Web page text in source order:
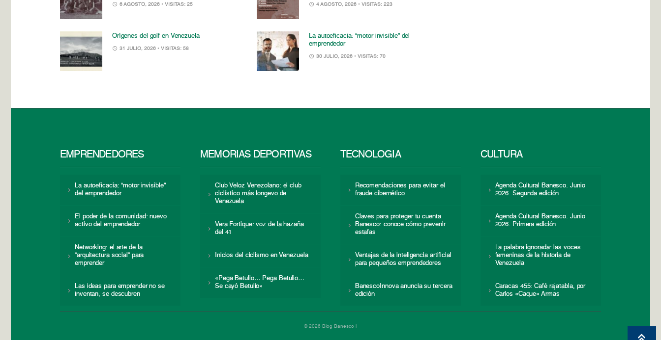
6 AGOSTO, 2026 • VISITAS: 25 4 AGOSTO, 2026 • VISITAS: 223
Orígenes del golf en Venezuela
31 JULIO, 2026 • VISITAS: 58
La autoeficacia: “motor invisible” del
emprendedor
30 JULIO, 2026 • VISITAS: 70
EMPRENDEDORES
La autoeficacia: “motor invisible”
del emprendedor
El poder de la comunidad: nuevo
activo del emprendedor
Networking: el arte de la
“arquitectura social” para
emprender
Las ideas para emprender no se
inventan, se descubren
MEMORIAS DEPORTIVAS
Club Veloz Venezolano: el club
ciclístico más longevo de
Venezuela
Vera Fortique: voz de la hazaña
del 41
Inicios del ciclismo en Venezuela
«Pega Betulio… Pega Betulio…
Se cayó Betulio»
TECNOLOGÍA
Recomendaciones para evitar el
fraude cibernético
Claves para proteger tu cuenta
Banesco: conoce cómo prevenir
estafas
Ventajas de la inteligencia artificial
para pequeños emprendedores
BanescoInnova anuncia su tercera
edición
CULTURA
Agenda Cultural Banesco. Junio
2026. Segunda edición
Agenda Cultural Banesco. Junio
2026. Primera edición
La palabra ignorada: las voces
femeninas de la historia de
Venezuela
Caracas 455: Café rajatabla, por
Carlos «Caque» Armas
© 2026 Blog Banesco |